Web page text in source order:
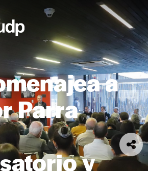
a
Parra
y